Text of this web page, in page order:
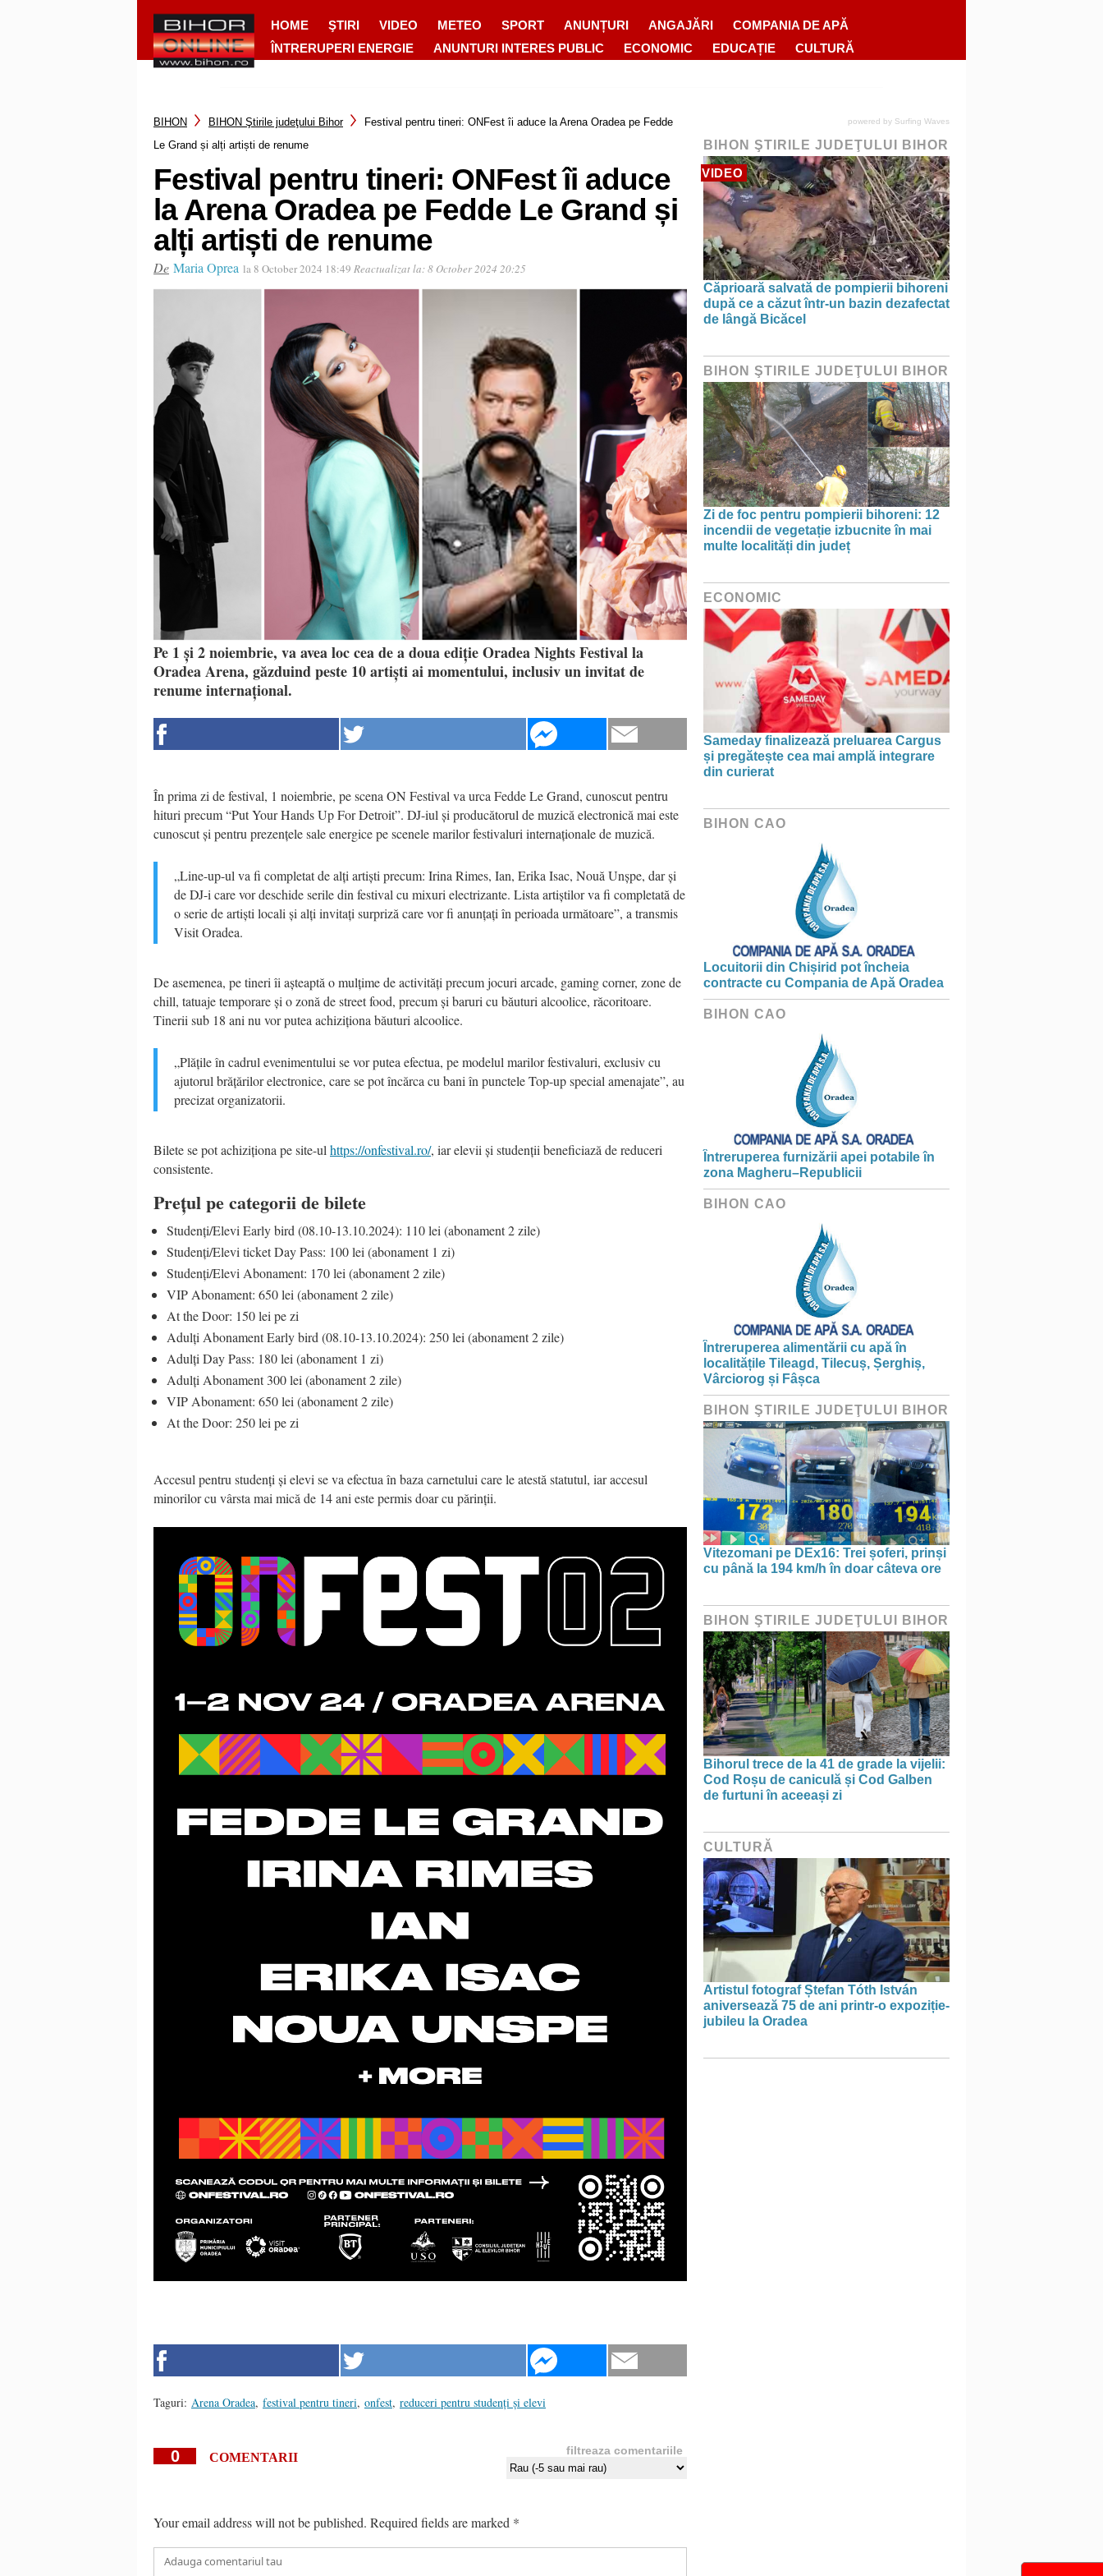
HOME ŞTIRI VIDEO METEO SPORT ANUNȚURI ANGAJĂRI
COMPANIA DE APĂ
ÎNTRERUPERI ENERGIE
ANUNTURI INTERES PUBLIC ECONOMIC EDUCAȚIE CULTURĂ
BIHON BIHON Ştirile judeţului Bihor
Festival pentru tineri: ONFest îi aduce la Arena Oradea pe Fedde
Le Grand și alți artiști de renume
Festival pentru tineri: ONFest îi aduce
la Arena Oradea pe Fedde Le Grand și
alți artiști de renume
De Maria Oprea la 8 October 2024 18:49 Reactualizat la:8 October 2024 20:25
Pe 1 și 2 noiembrie, va avea loc cea de a doua ediție Oradea Nights Festival la
Oradea Arena, găzduind peste 10 artiști ai momentului, inclusiv un invitat de
renume internațional.
În prima zi de festival, 1 noiembrie, pe scena ON Festival va urca Fedde Le Grand, cunoscut pentru
hituri precum “Put Your Hands Up For Detroit”. DJ-iul și producătorul de muzică electronică mai este
cunoscut și pentru prezențele sale energice pe scenele marilor festivaluri internaționale de muzică.
„Line-up-ul va fi completat de alți artiști precum: Irina Rimes, Ian, Erika Isac, Nouă Unșpe, dar și
de DJ-i care vor deschide serile din festival cu mixuri electrizante. Lista artiștilor va fi completată de
o serie de artiști locali și alți invitați surpriză care vor fi anunțați în perioada următoare”, a transmis
Visit Oradea.
De asemenea, pe tineri îi așteaptă o mulțime de activități precum jocuri arcade, gaming corner, zone de
chill, tatuaje temporare și o zonă de street food, precum și baruri cu băuturi alcoolice, răcoritoare.
Tinerii sub 18 ani nu vor putea achiziționa băuturi alcoolice.
„Plățile în cadrul evenimentului se vor putea efectua, pe modelul marilor festivaluri, exclusiv cu
ajutorul brățărilor electronice, care se pot încărca cu bani în punctele Top-up special amenajate”, au
precizat organizatorii.
Bilete se pot achiziționa pe site-ul https://onfestival.ro/, iar elevii și studenții beneficiază de reduceri
consistente.
Prețul pe categorii de bilete
Studenți/Elevi Early bird (08.10-13.10.2024): 110 lei (abonament 2 zile)
Studenți/Elevi ticket Day Pass: 100 lei (abonament 1 zi)
Studenți/Elevi Abonament: 170 lei (abonament 2 zile)
VIP Abonament: 650 lei (abonament 2 zile)
At the Door: 150 lei pe zi
Adulți Abonament Early bird (08.10-13.10.2024): 250 lei (abonament 2 zile)
Adulți Day Pass: 180 lei (abonament 1 zi)
Adulți Abonament 300 lei (abonament 2 zile)
VIP Abonament: 650 lei (abonament 2 zile)
At the Door: 250 lei pe zi
Accesul pentru studenți și elevi se va efectua în baza carnetului care le atestă statutul, iar accesul
minorilor cu vârsta mai mică de 14 ani este permis doar cu părinții.
Taguri: Arena Oradea, festival pentru tineri, onfest, reduceri pentru studenți și elevi
0 COMENTARII filtreaza comentariile
Your email address will not be published. Required fields are marked *
powered by Surfing Waves
BIHON ŞTIRILE JUDEŢULUI BIHOR
VIDEO
Căprioară salvată de pompierii bihoreni
după ce a căzut într-un bazin dezafectat
de lângă Bicăcel
BIHON ŞTIRILE JUDEŢULUI BIHOR
Zi de foc pentru pompierii bihoreni: 12
incendii de vegetație izbucnite în mai
multe localități din județ
ECONOMIC
Sameday finalizează preluarea Cargus
și pregătește cea mai amplă integrare
din curierat
BIHON CAO
Locuitorii din Chișirid pot încheia
contracte cu Compania de Apă Oradea
BIHON CAO
Întreruperea furnizării apei potabile în
zona Magheru–Republicii
BIHON CAO
Întreruperea alimentării cu apă în
localitățile Tileagd, Tilecuș, Șerghiș,
Vârciorog și Fâșca
BIHON ŞTIRILE JUDEŢULUI BIHOR
Vitezomani pe DEx16: Trei șoferi, prinși
cu până la 194 km/h în doar câteva ore
BIHON ŞTIRILE JUDEŢULUI BIHOR
Bihorul trece de la 41 de grade la vijelii:
Cod Roșu de caniculă și Cod Galben
de furtuni în aceeași zi
CULTURĂ
Artistul fotograf Ștefan Tóth István
aniversează 75 de ani printr-o expoziție-
jubileu la Oradea